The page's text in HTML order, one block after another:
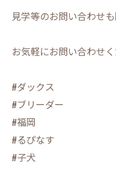
見学等のお問い合わせ
お気軽にお問い合わせく
#ダックス
#ブリーダー
#福岡
#るぴなす
#子犬